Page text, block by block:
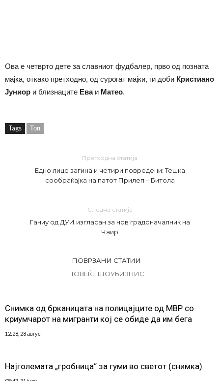
Ова е четврто дете за славниот фудбалер, прво од позната
мајка, откако претходно, од сурогат мајки, ги доби Кристиано
Јуниор и близнаците Еваи Матео.
Tags Топ
Претходна статија
Едно лице загина и четири повредени: Тешка
сообраќајка на патот Прилеп – Битола
Следна статија
Ганиу од ДУИ изгласан за нов градоначалник на
Чаир
ПОВРЗАНИ СТАТИИ
ПОВЕЌЕ ШОУБИЗНИС
Снимка од брканицата на полицајците од МВР со
криумчарот на мигранти кој се обиде да им бега
12:28, 28 август
Најголемата „гробница“ за гуми во светот (снимка)